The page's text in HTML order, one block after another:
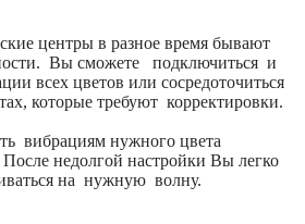
центры в разное время бывают
Вы сможете подключиться и
всех цветов или сосредоточиться
которые требуют корректировки.
вибрациям нужного цвета
недолгой настройки Вы легко
на нужную волну.